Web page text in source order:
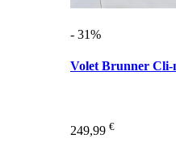
- 31%
Volet Brunner Cli-
249,99 €